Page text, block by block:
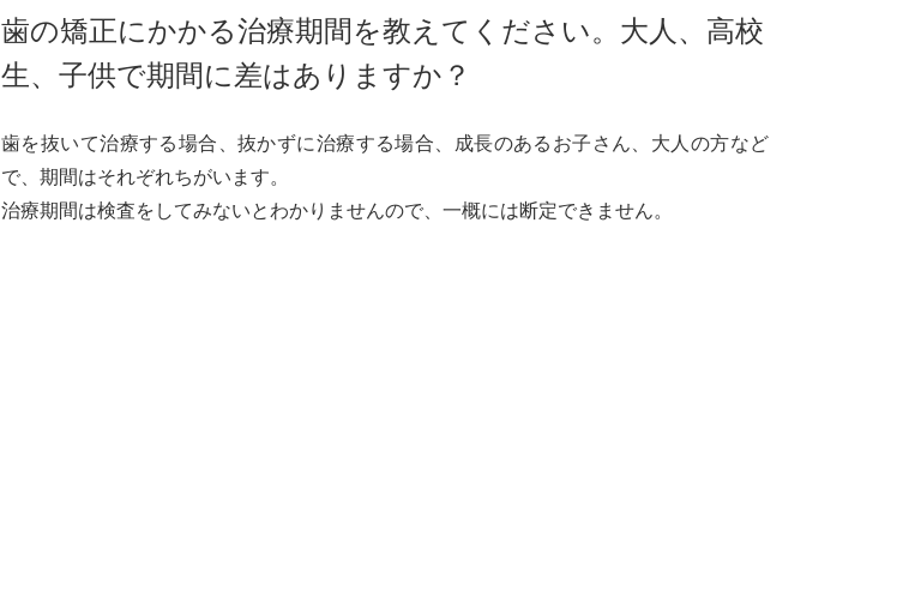
歯の矯正にかかる治療期間を教えてください。大人、高校
生、子供で期間に差はありますか？
歯を抜いて治療する場合、抜かずに治療する場合、成長のあるお子さん、大人の方など
で、期間はそれぞれちがいます。
治療期間は検査をしてみないとわかりませんので、一概には断定できません。